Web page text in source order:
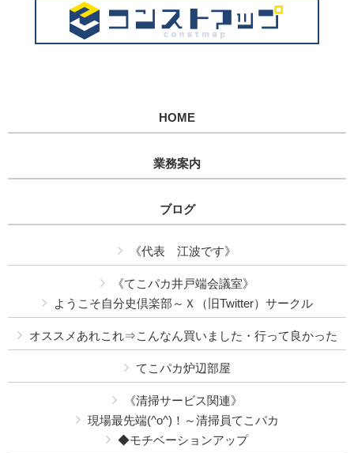
HOME
業務案内
ブログ
《代表 江波です》
《てこパカ井戸端会議室》
ようこそ自分史倶楽部～Ｘ（旧Twitter）サークル
オススメあれこれ⇒こんなん買いました・行って良かった
てこパカ炉辺部屋
《清掃サービス関連》
現場最先端(^o^)！～清掃員てこパカ
◆モチベーションアップ